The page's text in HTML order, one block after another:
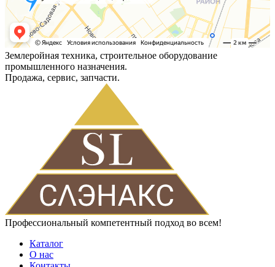
Землеройная техника, строительное оборудование
промышленного назначения.
Продажа, сервис, запчасти.
Профессиональный компетентный подход во всем!
Каталог
О нас